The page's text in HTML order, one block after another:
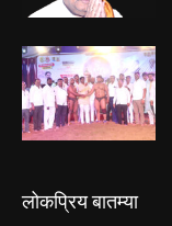
लोकप्रिय बातम्या